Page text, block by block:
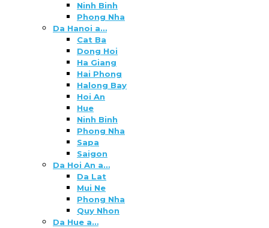
Ninh Binh
Phong Nha
Da Hanoi a…
Cat Ba
Dong Hoi
Ha Giang
Hai Phong
Halong Bay
Hoi An
Hue
Ninh Binh
Phong Nha
Sapa
Saigon
Da Hoi An a…
Da Lat
Mui Ne
Phong Nha
Quy Nhon
Da Hue a…